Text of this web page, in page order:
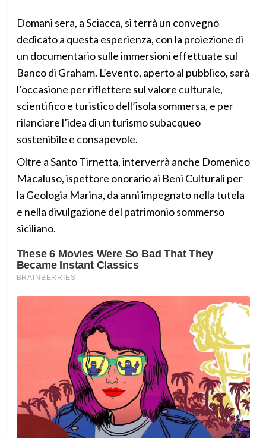
Domani sera, a Sciacca, si terrà un convegno
dedicato a questa esperienza, con la proiezione di
un documentario sulle immersioni effettuate sul
Banco di Graham. L’evento, aperto al pubblico, sarà
l’occasione per riflettere sul valore culturale,
scientifico e turistico dell’isola sommersa, e per
rilanciare l’idea di un turismo subacqueo
sostenibile e consapevole.
Oltre a Santo Tirnetta, interverrà anche Domenico
Macaluso, ispettore onorario ai Beni Culturali per
la Geologia Marina, da anni impegnato nella tutela
e nella divulgazione del patrimonio sommerso
siciliano.